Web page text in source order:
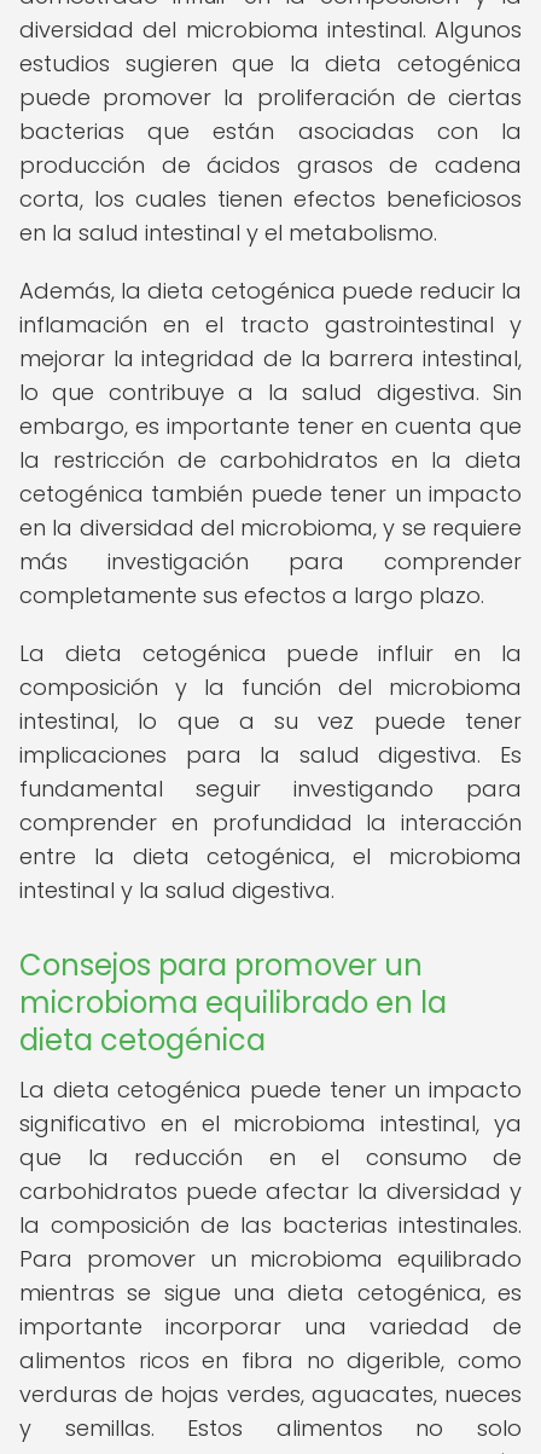
diversidad del microbioma intestinal. Algunos
estudios sugieren que la dieta cetogénica
puede promover la proliferación de ciertas
bacterias que están asociadas con la
producción de ácidos grasos de cadena
corta, los cuales tienen efectos beneficiosos
en la salud intestinal y el metabolismo.
Además, la dieta cetogénica puede reducir la
inflamación en el tracto gastrointestinal y
mejorar la integridad de la barrera intestinal,
lo que contribuye a la salud digestiva. Sin
embargo, es importante tener en cuenta que
la restricción de carbohidratos en la dieta
cetogénica también puede tener un impacto
en la diversidad del microbioma, y se requiere
más investigación para comprender
completamente sus efectos a largo plazo.
La dieta cetogénica puede influir en la
composición y la función del microbioma
intestinal, lo que a su vez puede tener
implicaciones para la salud digestiva. Es
fundamental seguir investigando para
comprender en profundidad la interacción
entre la dieta cetogénica, el microbioma
intestinal y la salud digestiva.
Consejos para promover un
microbioma equilibrado en la
dieta cetogénica
La dieta cetogénica puede tener un impacto
significativo en el microbioma intestinal, ya
que la reducción en el consumo de
carbohidratos puede afectar la diversidad y
la composición de las bacterias intestinales.
Para promover un microbioma equilibrado
mientras se sigue una dieta cetogénica, es
importante incorporar una variedad de
alimentos ricos en fibra no digerible, como
verduras de hojas verdes, aguacates, nueces
y semillas. Estos alimentos no solo